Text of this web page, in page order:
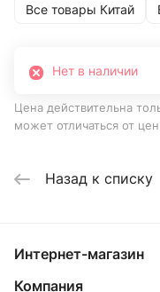
Все товары Китай
Нет в наличии
Цена действительна
может отличаться от
Назад к списку
Интернет-магазин
Компания